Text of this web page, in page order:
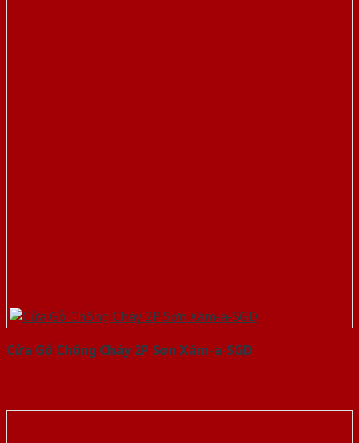
Cửa Gỗ Chống Cháy 2P Sơn Xám-a-SGD